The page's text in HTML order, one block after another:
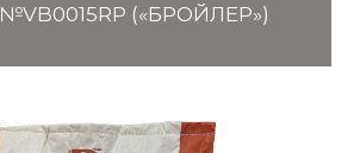
№VB0015RP («БРОЙЛЕР»)